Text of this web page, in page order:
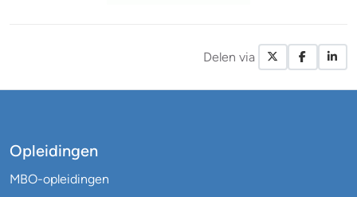
Delen via X /
Opleidingen
MBO-opleidingen